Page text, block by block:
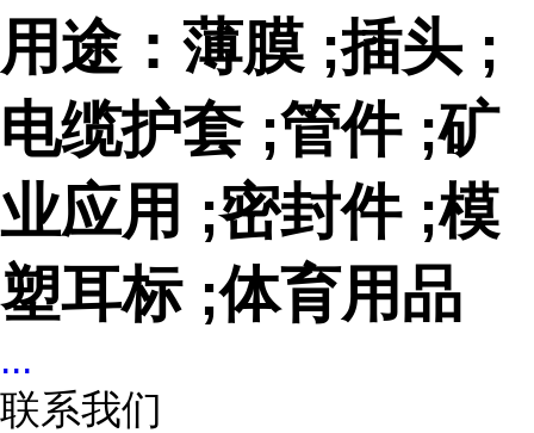
用途：薄膜 ;插头 ;
电缆护套 ;管件 ;矿
业应用 ;密封件 ;模
塑耳标 ;体育用品
...
联系我们